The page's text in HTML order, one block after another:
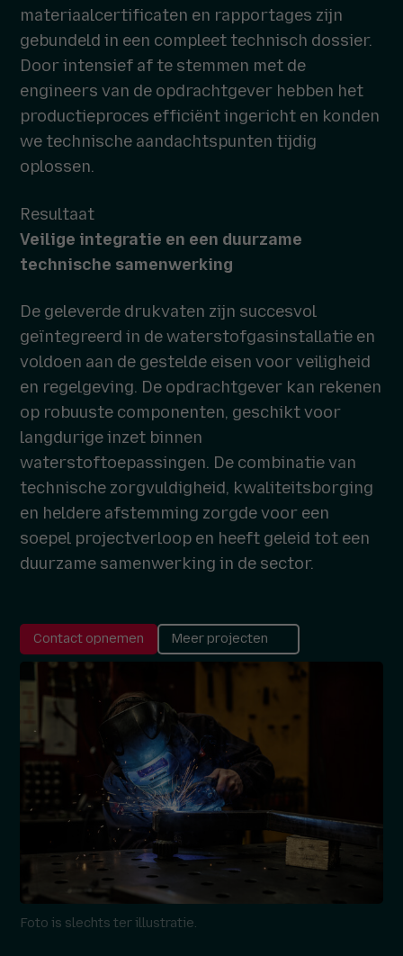
materiaalcertificaten en rapportages zijn
gebundeld in een compleet technisch dossier.
Door intensief af te stemmen met de
engineers van de opdrachtgever hebben het
productieproces efficiënt ingericht en konden
we technische aandachtspunten tijdig
oplossen.
Resultaat
Veilige integratie en een duurzame
technische samenwerking
De geleverde drukvaten zijn succesvol
geïntegreerd in de waterstofgasinstallatie en
voldoen aan de gestelde eisen voor veiligheid
en regelgeving. De opdrachtgever kan rekenen
op robuuste componenten, geschikt voor
langdurige inzet binnen
waterstoftoepassingen. De combinatie van
technische zorgvuldigheid, kwaliteitsborging
en heldere afstemming zorgde voor een
soepel projectverloop en heeft geleid tot een
duurzame samenwerking in de sector.
Contact opnemen Meer projecten
Foto is slechts ter illustratie.